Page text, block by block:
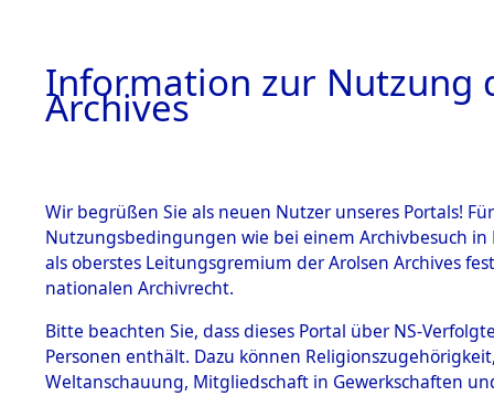
BESTÄNDE
1.
Inhaftierungsdoku
mente
1.2.9 Beim ITS
0003
Information zur Nutzung
Archives
Wir begrüßen Sie als neuen Nutzer unseres Portals!
Nutzungsbedingungen wie bei einem Archivbesuch
als oberstes Leitungsgremium der Arolsen Archives
nationalen Archivrecht.
Bitte beachten Sie, dass dieses Portal über NS-
Personen enthält. Dazu können
Weltanschauung, Mitgliedschaft in Gewerkschaften